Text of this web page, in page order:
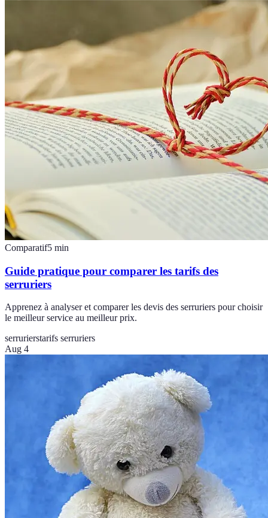
Comparatif5 min
Guide pratique pour comparer les tarifs des
serruriers
Apprenez à analyser et comparer les devis des serruriers pour choisir
le meilleur service au meilleur prix.
serrurierstarifs serruriers
Aug 4